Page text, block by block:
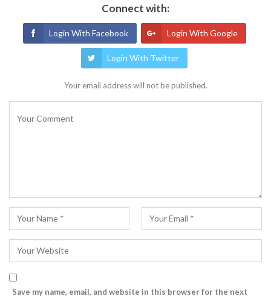
Connect with:
Login With Facebook Login With Google
Login With Twitter
Your email address will not be published.
Save my name, email, and website in this browser for the next